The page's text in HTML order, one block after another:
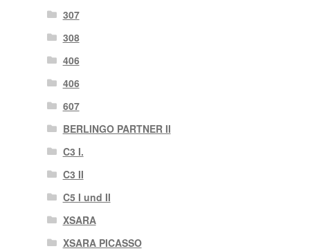
307
308
406
406
607
BERLINGO PARTNER II
C3 I.
C3 II
C5 I und II
XSARA
XSARA PICASSO